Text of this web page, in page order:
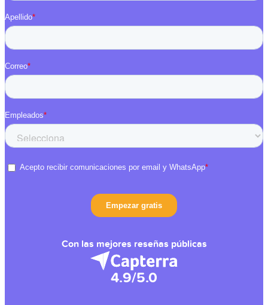
Con las mejores reseñas públicas
4.9/5.0